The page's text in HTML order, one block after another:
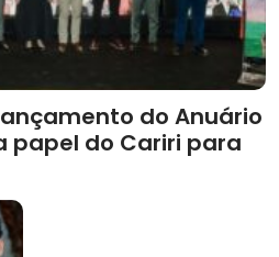
do Anuário
papel do Cariri para